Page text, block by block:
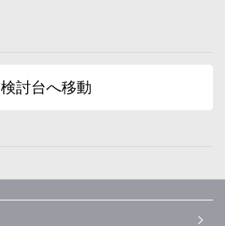
検討台へ移動